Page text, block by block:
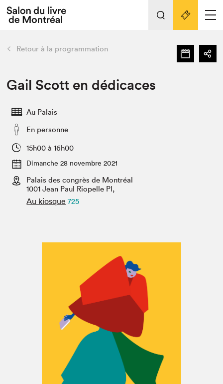
Espace médias
Espace exposant⋅e⋅s
Tout sur l'édition 2022
Actualités
Vidéos et Balados
Club de lecture Braindate
retour Nos activités
Édition 2022
Planifier sa visite
Projets partenaires 2022
Archives
Liens pratiques
Retour à la programmation
Gail Scott en dédicaces
Au Palais
En personne
15h00 à 16h00
Dimanche 28 novembre 2021
Palais des congrès de Montréal
1001 Jean Paul Riopelle Pl,
Au kiosque 725